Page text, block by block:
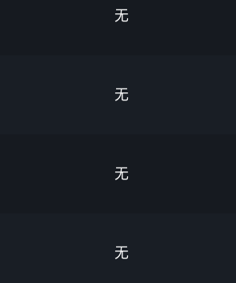
无
无
无
无